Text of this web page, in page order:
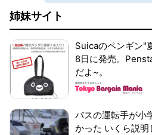
姉妹サイト
Suicaのペンギン"
8日に発売。
だよ~。
バスの運転手が小
かった いくら説